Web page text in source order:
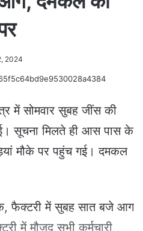
2024
में सोमवार सुबह जींस की
सूचना मिलते ही आस पास के
मौके पर पहुंच गई। दमकल
फैक्टरी में सुबह सात बजे आग
में मौजूद सभी कर्मचारी